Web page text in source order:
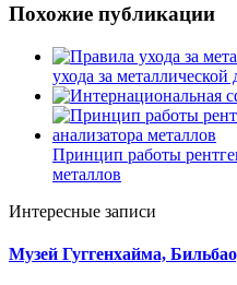
Похожие публикации
ухода за металлической
Принцип работы
металлов
Интересные записи
Музей Гуггенхайма,